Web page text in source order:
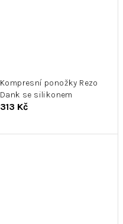
Kompresní ponožky Rezo
Dank se silikonem
313 Kč